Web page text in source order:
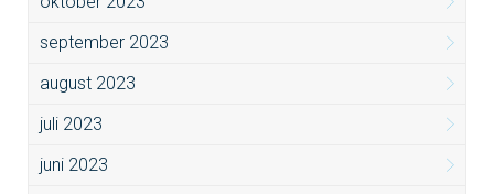
september 2023
august 2023
juli 2023
juni 2023